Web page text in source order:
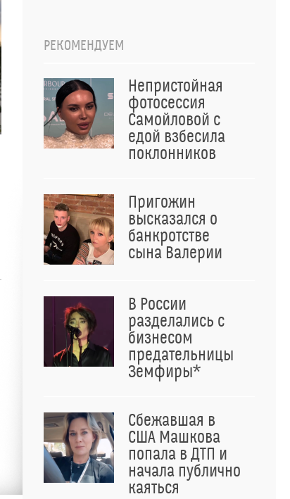
РЕКОМЕНДУЕМ
Непристойная
фотосессия
Самойловой с
едой взбесила
поклонников
Пригожин
высказался о
банкротстве
сына Валерии
В России
разделались с
бизнесом
предательницы
Земфиры*
Сбежавшая в
США Машкова
попала в ДТП и
начала публично
каяться